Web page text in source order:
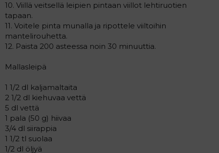
10. Viillä veitsellä leipien pintaan viillot lehtiruotien
tapaan.
11. Voitele pinta munalla ja ripottele viiltoihin
mantelirouhetta.
12. Paista 200 asteessa noin 30 minuuttia.
Mallasleipä
1 1/2 dl kaljamaltaita
2 1/2 dl kiehuvaa vettä
5 dl vettä
1 pala (50 g) hiivaa
3/4 dl siirappia
1 1/2 tl suolaa
1/2 dl öljyä